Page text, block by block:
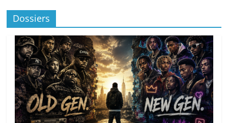
Dossiers